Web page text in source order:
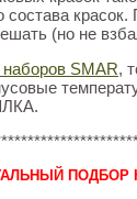
(но не
наборов SMAR,
ПОДБОР